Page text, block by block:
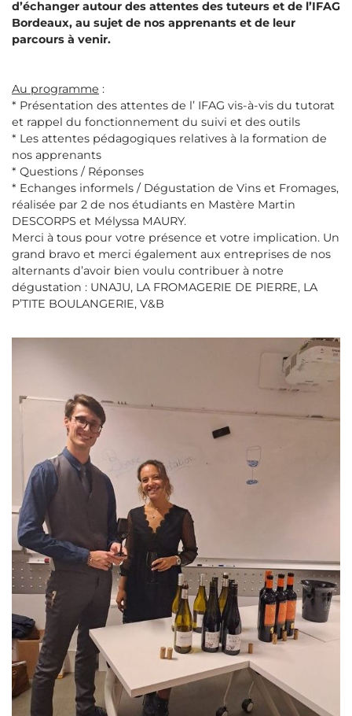
d’échanger autour des attentes des tuteurs et de l’IFAG
Bordeaux, au sujet de nos apprenants et de leur
parcours à venir.
Au programme :
* Présentation des attentes de l’ IFAG vis-à-vis du tutorat
et rappel du fonctionnement du suivi et des outils
* Les attentes pédagogiques relatives à la formation de
nos apprenants
* Questions / Réponses
* Echanges informels / Dégustation de Vins et Fromages,
réalisée par 2 de nos étudiants en Mastère Martin
DESCORPS et Mélyssa MAURY.
Merci à tous pour votre présence et votre implication. Un
grand bravo et merci également aux entreprises de nos
alternants d’avoir bien voulu contribuer à notre
dégustation : UNAJU, LA FROMAGERIE DE PIERRE, LA
P’TITE BOULANGERIE, V&B